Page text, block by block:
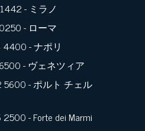
- ミラノ
- ローマ
4400- ナポリ
- ヴェネツィア
5600- ポルト チェル
2500- Forte dei Marmi